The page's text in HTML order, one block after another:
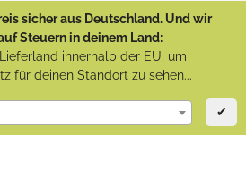
sicher aus Deutschland. Und wir
Steuern in deinem Land:
innerhalb der EU, um
für deinen Standort zu sehen...
✔